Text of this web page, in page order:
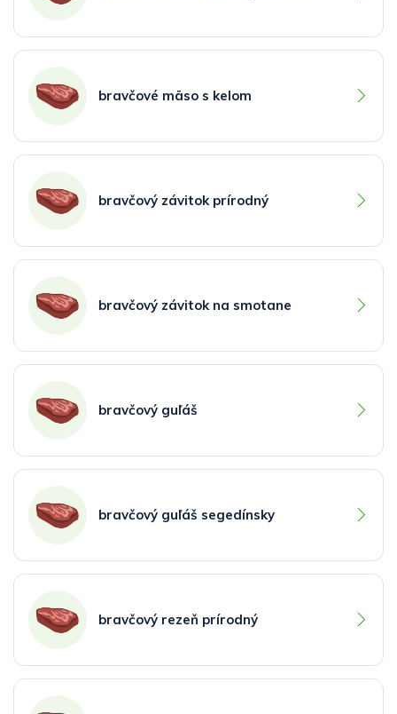
bravčové mäso s kelom
bravčový závitok prírodný
bravčový závitok na smotane
bravčový guľáš
bravčový guľáš segedínsky
bravčový rezeň prírodný